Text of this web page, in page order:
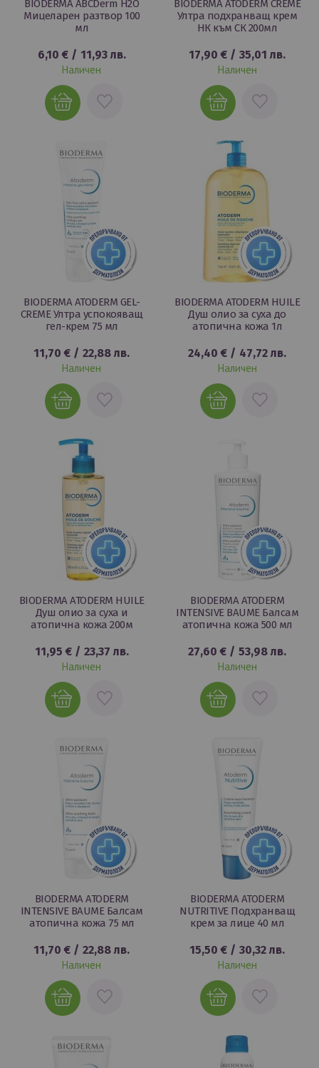
BIODERMA ABCDerm Н2О
Мицеларен разтвор 100
мл
6,10 €/ 11,93 лв.
Наличен
ДОБАВИ
BIODERMA ATODERM CREME
Ултра подхранващ крем
НК към СК 200мл
17,90 € / 35,01 лв.
Наличен
ДОБАВИ
BIODERMA ATODERM GEL-
CREME Ултра успокояващ
гел-крем 75 мл
11,70 € / 22,88 лв.
Наличен
ДОБАВИ
BIODERMA ATODERM HUILE
Душ олио за суха до
атопична кожа 1л
24,40 € / 47,72 лв.
Наличен
ДОБАВИ
BIODERMA ATODERM HUILE
Душ олио за суха и
атопична кожа 200м
11,95 €/ 23,37 лв.
Наличен
ДОБАВИ
BIODERMA ATODERM
INTENSIVE BAUME Балсам
атопична кожа 500 мл
27,60 € / 53,98 лв.
Наличен
ДОБАВИ
BIODERMA ATODERM
INTENSIVE BAUME Балсам
атопична кожа 75 мл
11,70 € / 22,88 лв.
Наличен
ДОБАВИ
BIODERMA ATODERM
NUTRITIVE Подхранващ
крем за лице 40 мл
15,50 € / 30,32 лв.
Наличен
ДОБАВИ